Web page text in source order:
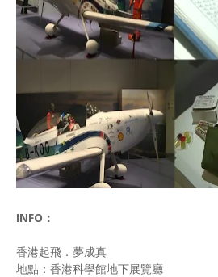
INFO：
香港起飛．夢成真
地點：香港科學館地下展覽廳